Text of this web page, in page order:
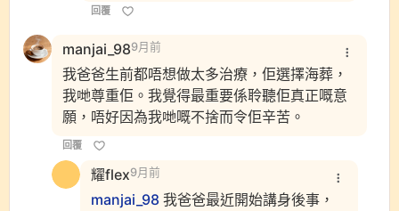
回覆
manjai_989月前
我爸爸生前都唔想做太多治療，佢選擇海葬，
我哋尊重佢。我覺得最重要係聆聽佢真正嘅意
願，唔好因為我哋嘅不捨而令佢辛苦。
回覆
耀flex9月前
manjai_98 我爸爸最近開始講身後事，